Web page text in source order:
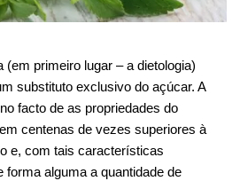
primeiro lugar – a dietologia)
substituto exclusivo do açúcar. A
facto de as propriedades do
centenas de vezes superiores à
e, com tais características
forma alguma a quantidade de